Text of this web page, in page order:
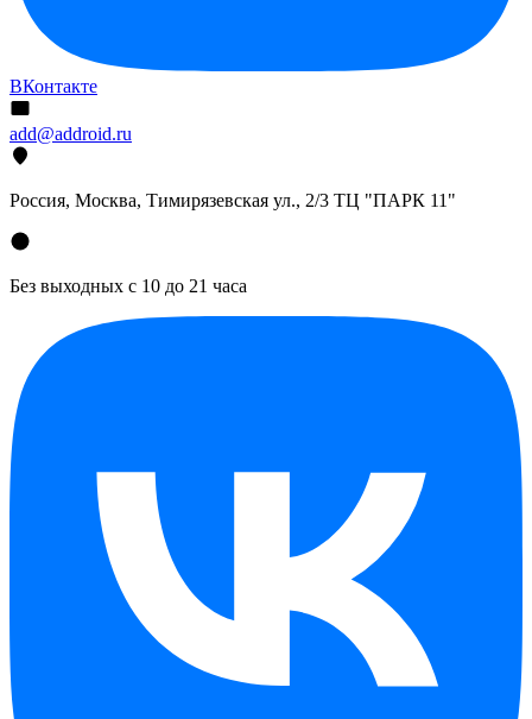
ВКонтакте
add@addroid.ru
Россия, Москва, Тимирязевская ул., 2/3 ТЦ "ПАРК 11"
Без выходных с 10 до 21 часа